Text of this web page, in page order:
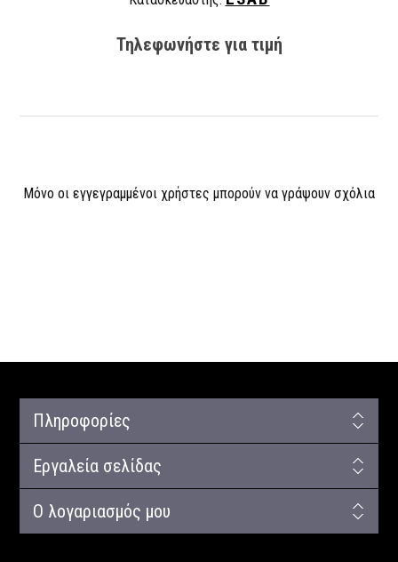
Τηλεφωνήστε για τιμή
Μόνο οι εγγεγραμμένοι χρήστες μπορούν να γράψουν σχόλια
Πληροφορίες
Εργαλεία σελίδας
Ο λογαριασμός μου